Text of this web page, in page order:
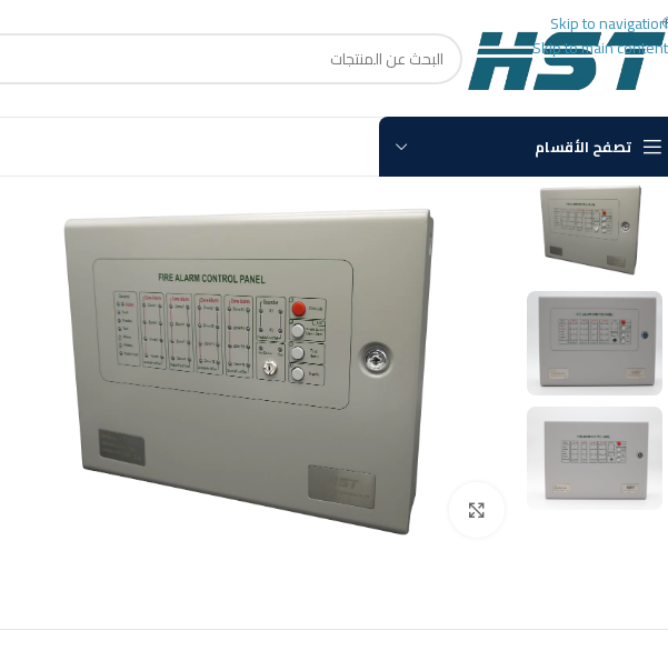
Skip to navigation
Skip to main content
تصفح الأقسام
Click to enlarge